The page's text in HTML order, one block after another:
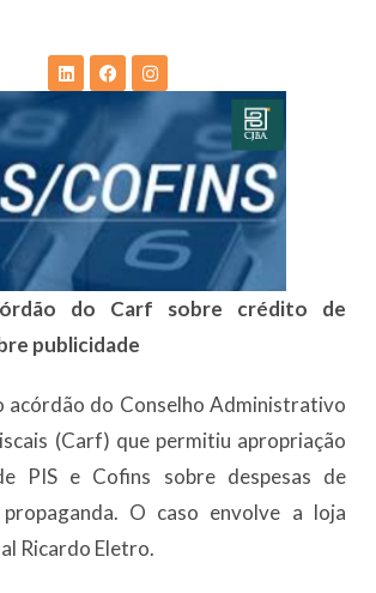
do Carf sobre crédito de
publicidade
acórdão do Conselho Administrativo
(Carf) que permitiu apropriação
PIS e Cofins sobre despesas de
O caso envolve a loja
Ricardo Eletro.